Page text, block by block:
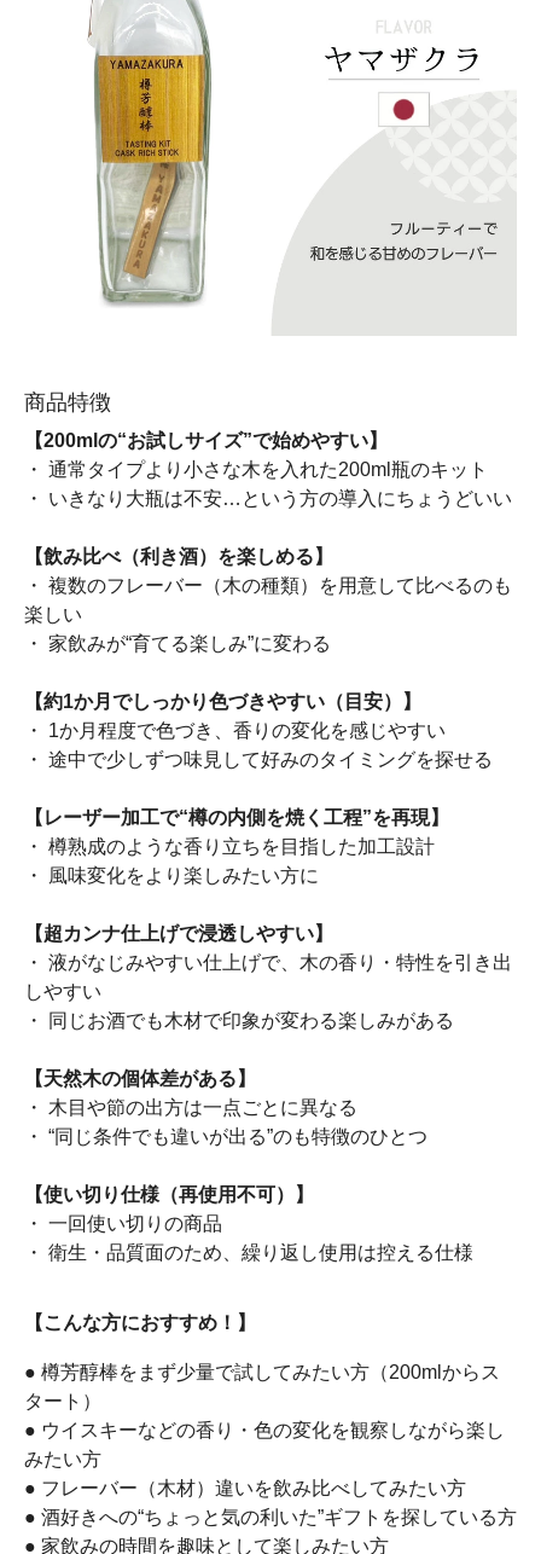
商品特徴
【200mlの“お試しサイズ”で始めやすい】
・ 通常タイプより小さな木を入れた200ml瓶のキット
・ いきなり大瓶は不安…という方の導入にちょうどいい
【飲み比べ（利き酒）を楽しめる】
・ 複数のフレーバー（木の種類）を用意して比べるのも
楽しい
・ 家飲みが“育てる楽しみ”に変わる
【約1か月でしっかり色づきやすい（目安）】
・ 1か月程度で色づき、香りの変化を感じやすい
・ 途中で少しずつ味見して好みのタイミングを探せる
【レーザー加工で“樽の内側を焼く工程”を再現】
・ 樽熟成のような香り立ちを目指した加工設計
・ 風味変化をより楽しみたい方に
【超カンナ仕上げで浸透しやすい】
・ 液がなじみやすい仕上げで、木の香り・特性を引き出
しやすい
・ 同じお酒でも木材で印象が変わる楽しみがある
【天然木の個体差がある】
・ 木目や節の出方は一点ごとに異なる
・ “同じ条件でも違いが出る”のも特徴のひとつ
【使い切り仕様（再使用不可）】
・ 一回使い切りの商品
・ 衛生・品質面のため、繰り返し使用は控える仕様
【こんな方におすすめ！】
● 樽芳醇棒をまず少量で試してみたい方（200mlからス
タート）
● ウイスキーなどの香り・色の変化を観察しながら楽し
みたい方
● フレーバー（木材）違いを飲み比べしてみたい方
● 酒好きへの“ちょっと気の利いた”ギフトを探している方
● 家飲みの時間を趣味として楽しみたい方